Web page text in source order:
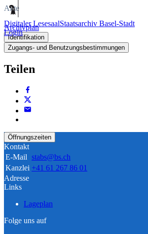
Digitaler LesesaalStaatsarchiv Basel-Stadt
Login
Akte
Archivplan
Identifikation
Zugangs- und Benutzungsbestimmungen
Teilen
Öffnungszeiten
Kontakt
E-Mail stabs@bs.ch
Kanzlei +41 61 267 86 01
Adresse
Links
Lageplan
Folge uns auf